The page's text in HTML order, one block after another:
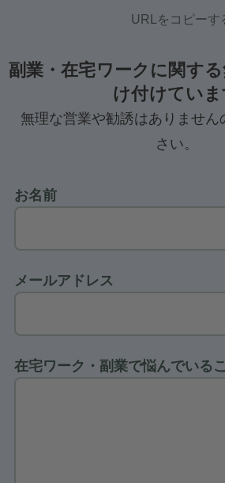
URLをコピーす
副業・在宅ワークに関す
け付けていま
無理な営業や勧誘はありません
さい。
お名前
メールアドレス
在宅ワーク・副業で悩んでいる